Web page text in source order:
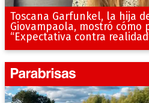
Toscana Garfunkel, la hija
Giovampaola, mostró cómo
“Expectativa contra